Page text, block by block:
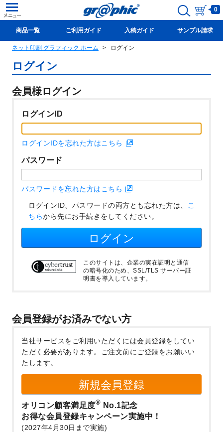
0
商品一覧 ご利用ガイド 入稿ガイド サンプル請求
新規会員登録(無料)
ネット印刷 グラフィック ホーム ログイン
ログイン
会員様ログイン
ログインID
ログインIDを忘れた方はこちら
パスワード
パスワードを忘れた方はこちら
ログインID、パスワードの両方とも忘れた方は、 こ
ちらから先にお手続きをしてください。
ログイン
このサイトは、企業の実在証明と通信
の暗号化のため、SSL/TLS サーバー証
明書を導入しています。
会員登録がお済みでない方
当社サービスをご利用いただくには会員登録をしてい
ただく必要があります。
ご注文前にご登録をお願いい
たします。
新規会員登録
オリコン顧客満足度® No.1記念
お得な会員登録キャンペーン実施中！
(2027年4月30日まで実施)